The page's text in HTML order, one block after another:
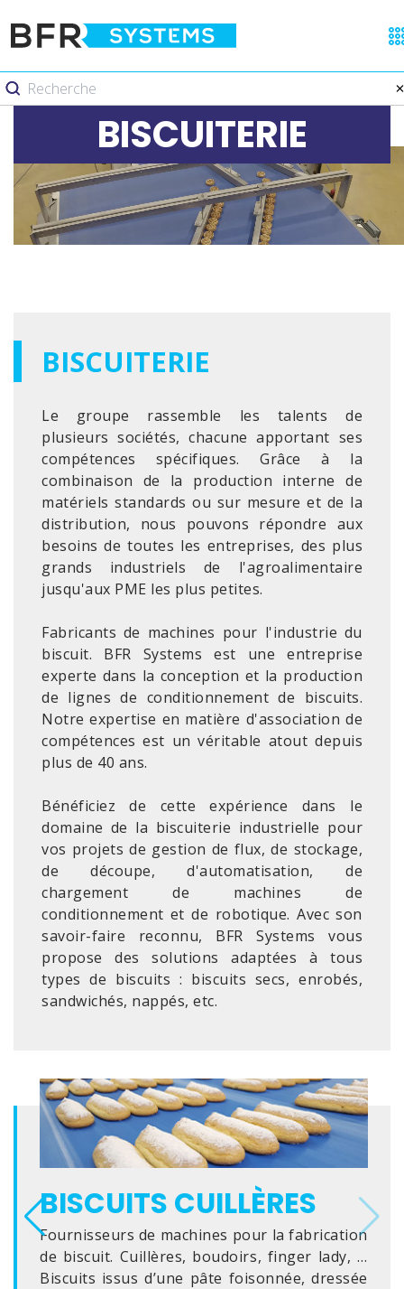
BISCUITERIE
BISCUITERIE
Le groupe rassemble les talents de
plusieurs sociétés, chacune apportant ses
compétences spécifiques. Grâce à la
combinaison de la production interne de
matériels standards ou sur mesure et de la
distribution, nous pouvons répondre aux
besoins de toutes les entreprises, des plus
grands industriels de l'agroalimentaire
jusqu'aux PME les plus petites.
Fabricants de machines pour l'industrie du
biscuit. BFR Systems est une entreprise
experte dans la conception et la production
de lignes de conditionnement de biscuits.
Notre expertise en matière d'association de
compétences est un véritable atout depuis
plus de 40 ans.
Bénéficiez de cette expérience dans le
domaine de la biscuiterie industrielle pour
vos projets de gestion de flux, de stockage,
de découpe, d'automatisation, de
chargement de machines de
conditionnement et de robotique. Avec son
savoir-faire reconnu, BFR Systems vous
propose des solutions adaptées à tous
types de biscuits : biscuits secs, enrobés,
sandwichés, nappés, etc.
BISCUITS CUILLÈRES
Fournisseurs de machines pour la fabrication
de biscuit. Cuillères, boudoirs, finger lady, …
Biscuits issus d’une pâte foisonnée, dressée